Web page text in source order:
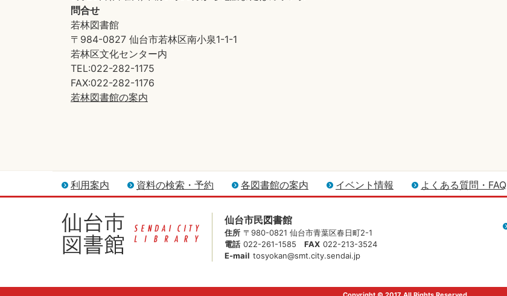
問合せ
若林図書館
〒984-0827 仙台市若林区南小泉1-1-1
若林区文化センター内
TEL:022-282-1175
FAX:022-282-1176
若林図書館の案内
利用案内 資料の検索・予約 各図書館の案内 イベント情報 よくある質問・FAQ
仙台市民図書館
住所 〒980-0821 仙台市青葉区春日町2-1
電話 022-261-1585 FAX 022-213-3524
E-mail tosyokan@smt.city.sendai.jp